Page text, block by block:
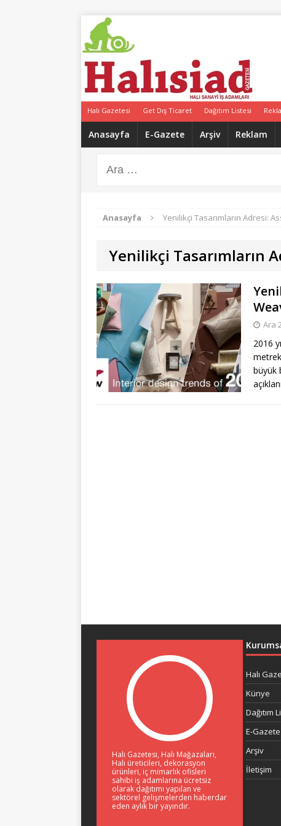
Halı Gazetesi Get Dış Ticaret Dağıtım Listesi
Anasayfa
E-Gazete Arşiv Reklam
Anasayfa Yenilikçi Tasarımların Adresi:
Yenilikçi Tasarımların
Ara
2016
büyük
Halı Gazetesi, Halı Mağazaları,
Halı üreticileri, dekorasyon
ürünleri, iç mimarlık ofisleri
sahibi iş adamlarına ücretsiz
olarak dağıtımı yapılan ve
sektörel gelişmelerden haberdar
eden aylık bir yayındır.
Halı
Künye
Dağıtım
E-Gazete
Arşiv
İletişim